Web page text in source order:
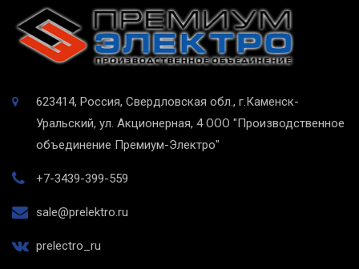
623414, Россия, Свердловская обл., г.Каменск-
Уральский, ул. Акционерная, 4 ООО "Производственное
объединение Премиум-Электро"
+7-3439-399-559
sale@prelektro.ru
prelectro_ru